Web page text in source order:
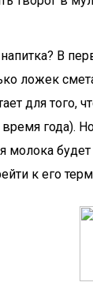
В
ложек
для
года).
молока
к его